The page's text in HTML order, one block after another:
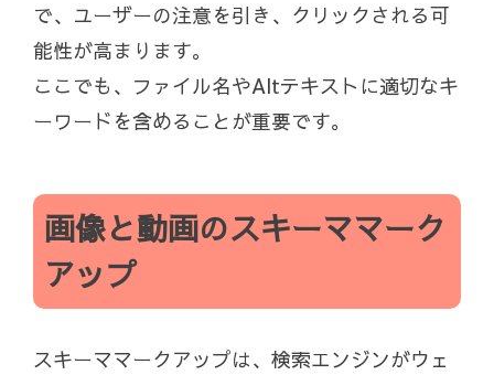
で、ユーザーの注意を引き、クリックされる可
能性が高まります。
ここでも、ファイル名やAltテキストに適切なキ
ーワードを含めることが重要です。
画像と動画のスキーママーク
アップ
スキーママークアップは、検索エンジンがウェ